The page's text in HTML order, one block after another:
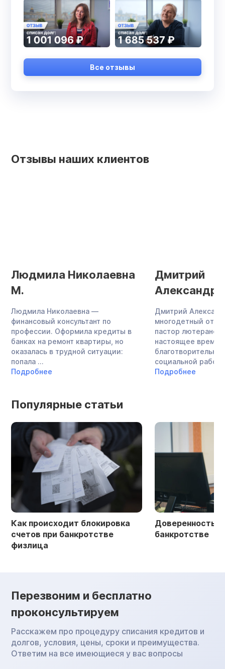
Все отзывы
Отзывы наших клиентов
Людмила Николаевна
М.
Людмила Николаевна —
финансовый консультант по
профессии. Оформила кредиты в
банках на ремонт квартиры, но
оказалась в трудной ситуации:
попала ...
Подробнее
Дмитрий
Дмитрий
многодетный
пастор
настоящее время
социальной
Подробнее
Популярные статьи
Как происходит блокировка
счетов при банкротстве
физлица
Доверенность
банкротстве
Перезвоним и бесплатно
проконсультируем
Расскажем про процедуру списания кредитов и
долгов, условия, цены, сроки и преимущества.
Ответим на все имеющиеся у вас вопросы